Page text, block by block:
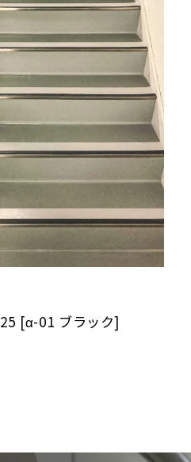
[α-01 ブラック]